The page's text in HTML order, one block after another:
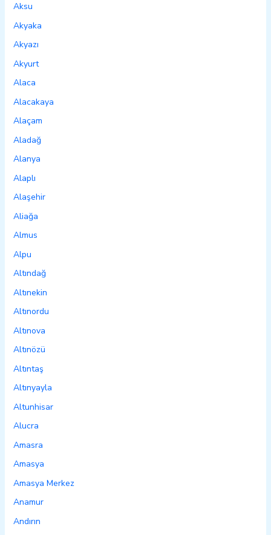
Aksu
Akyaka
Akyazı
Akyurt
Alaca
Alacakaya
Alaçam
Aladağ
Alanya
Alaplı
Alaşehir
Aliağa
Almus
Alpu
Altındağ
Altınekin
Altınordu
Altınova
Altınözü
Altıntaş
Altınyayla
Altunhisar
Alucra
Amasra
Amasya
Amasya Merkez
Anamur
Andırın